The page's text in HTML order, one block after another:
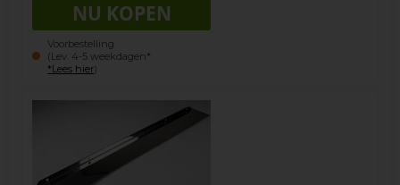
Voorbestelling
(Lev. 4-5 weekdagen*
*Lees hier)